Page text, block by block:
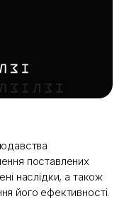
поставлених
наслідки, а також
його ефективності.